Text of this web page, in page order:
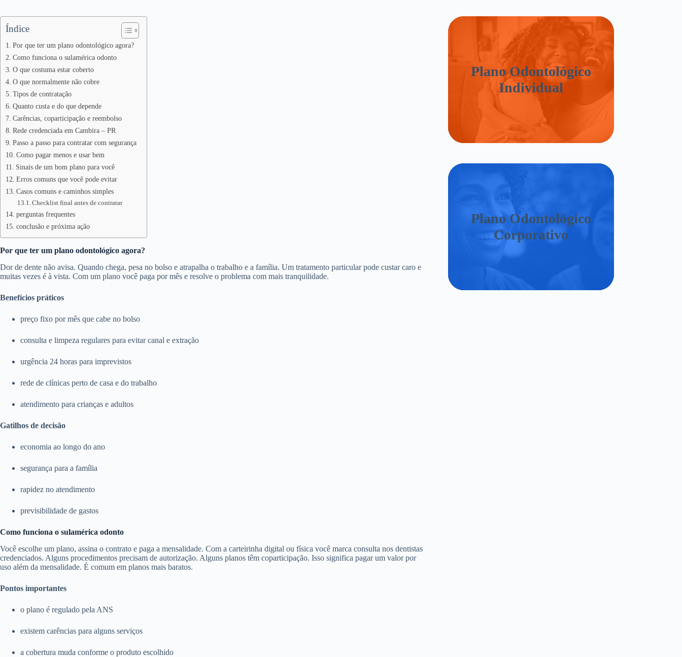
Índice
Por que ter um plano odontológico agora?
Como funciona o sulamérica odonto
O que costuma estar coberto
O que normalmente não cobre
Tipos de contratação
Quanto custa e do que depende
Carências, coparticipação e reembolso
Rede credenciada em Cambira – PR
Passo a passo para contratar com segurança
Como pagar menos e usar bem
Sinais de um bom plano para você
Erros comuns que você pode evitar
Casos comuns e caminhos simples
Checklist final antes de contratar
perguntas frequentes
conclusão e próxima ação
Por que ter um plano odontológico agora?
Dor de dente não avisa. Quando chega, pesa no bolso e atrapalha o trabalho e a família. Um tratamento particular pode custar caro e
muitas vezes é à vista. Com um plano você paga por mês e resolve o problema com mais tranquilidade.
Benefícios práticos
preço fixo por mês que cabe no bolso
consulta e limpeza regulares para evitar canal e extração
urgência 24 horas para imprevistos
rede de clínicas perto de casa e do trabalho
atendimento para crianças e adultos
Gatilhos de decisão
economia ao longo do ano
segurança para a família
rapidez no atendimento
previsibilidade de gastos
Como funciona o sulamérica odonto
Você escolhe um plano, assina o contrato e paga a mensalidade. Com a carteirinha digital ou física você marca consulta nos dentistas
credenciados. Alguns procedimentos precisam de autorização. Alguns planos têm coparticipação. Isso significa pagar um valor por
uso além da mensalidade. É comum em planos mais baratos.
Pontos importantes
o plano é regulado pela ANS
existem carências para alguns serviços
a cobertura muda conforme o produto escolhido
Plano Odontológico
Individual
Plano Odontológico
Corporativo